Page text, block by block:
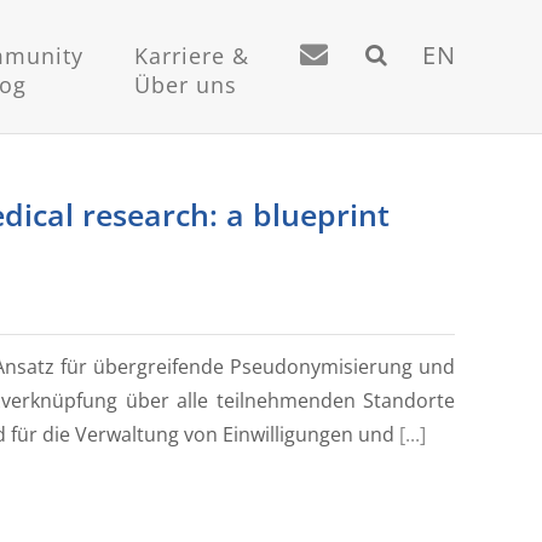
Karriere &
Über uns
EN
research: a blueprint
für übergreifende Pseudonymisierung und
über alle teilnehmenden Standorte
für die Verwaltung von Einwilligungen und [...]